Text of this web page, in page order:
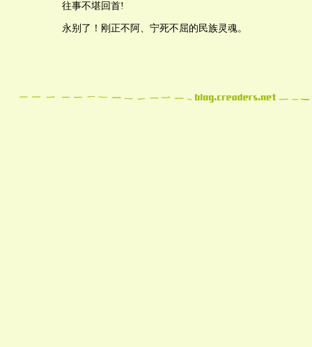
往事不堪回首!
永别了！刚正不阿、宁死不屈的民族灵魂。